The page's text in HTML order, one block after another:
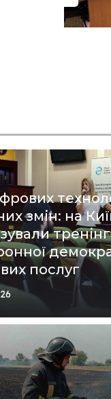
змін: на
послуг